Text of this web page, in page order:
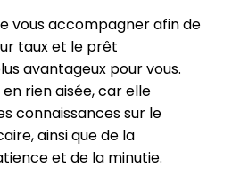
vous accompagner afin de
taux et le prêt
avantageux pour vous.
rien aisée, car elle
connaissances sur le
ainsi que de la
et de la minutie.